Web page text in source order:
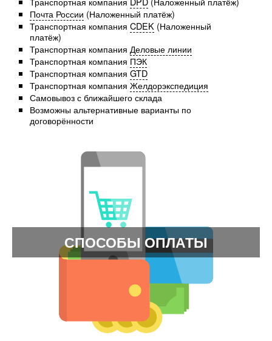
Почта России (Наложенный платёж)
Транспортная компания CDEK (Наложенный
платёж)
Транспортная компания Деловые линии
Транспортная компания ПЭК
Транспортная компания GTD
Транспортная компания Желдорэкспедиция
Самовывоз с ближайшего склада
Возможны альтернативные варианты по
договорённости
СПОСОБЫ ОПЛАТЫ